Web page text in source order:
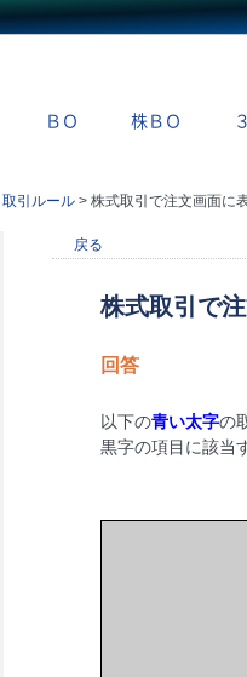
ＢＯ 株ＢＯ
取引ルール > 株式取引で注文画面に
戻る
株式取引で
回答
以下の青い太字の
黒字の項目に該当